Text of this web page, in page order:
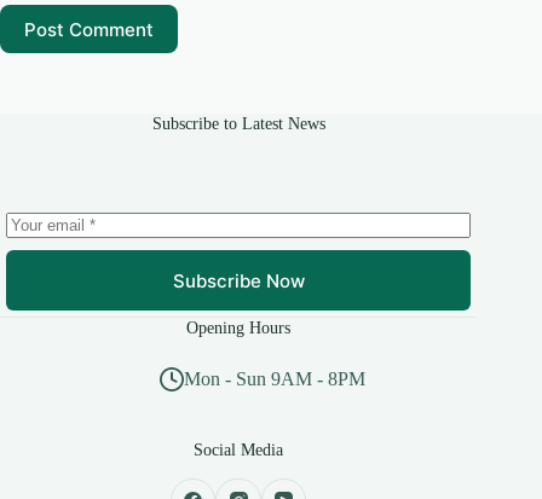
Post Comment
Subscribe to Latest News
Subscribe Now
Opening Hours
Mon - Sun 9AM - 8PM
Social Media